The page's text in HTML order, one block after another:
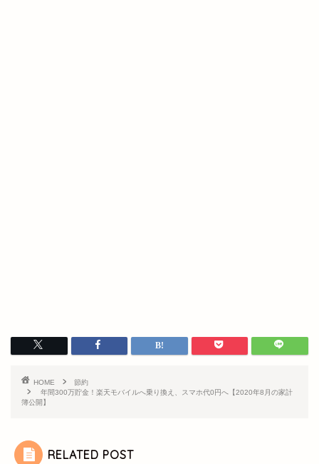
HOME
節約
年間300万貯金！楽天モバイルへ乗り換え、スマホ代0円へ【2020年8月の家計
簿公開】
RELATED POST